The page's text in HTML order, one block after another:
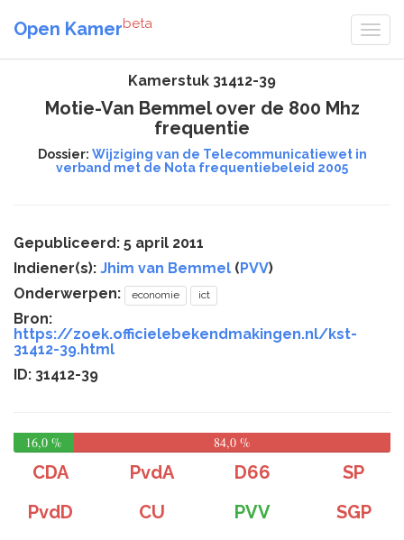
Open Kamerbeta
Kamerstuk 31412-39
Motie-Van Bemmel over de 800 Mhz
frequentie
Dossier: Wijziging van de Telecommunicatiewet in
verband met de Nota frequentiebeleid 2005
Gepubliceerd: 5 april 2011
Indiener(s): Jhim van Bemmel (PVV)
Onderwerpen:
economie ict
Bron:
https://zoek.officielebekendmakingen.nl/kst-
31412-39.html
ID: 31412-39
16,0 % 84,0 %
CDA PvdA D66
SP
PvdD
CU PVV
SGP